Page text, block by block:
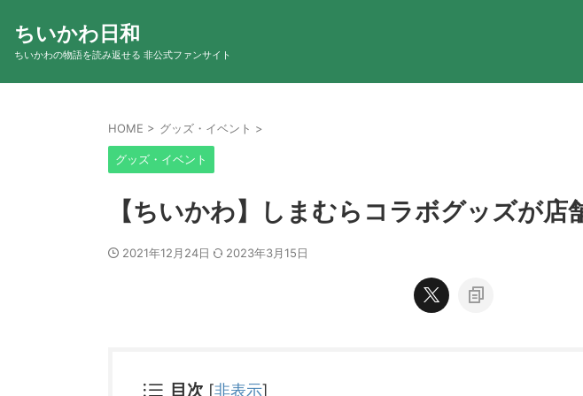
ちいかわ日和
ちいかわの物語を読み返せる 非公式ファンサイト
HOME > グッズ・イベント >
グッズ・イベント
【ちいかわ】しまむらコラボグッズが店
2021年12月24日 2023年3月15日
目次 [非表示]